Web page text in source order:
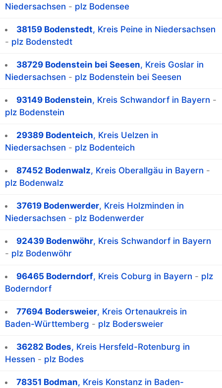
Niedersachsen - plz Bodensee
38159 Bodenstedt, Kreis Peine in Niedersachsen
- plz Bodenstedt
38729 Bodenstein bei Seesen, Kreis Goslar in
Niedersachsen - plz Bodenstein bei Seesen
93149 Bodenstein, Kreis Schwandorf in Bayern -
plz Bodenstein
29389 Bodenteich, Kreis Uelzen in
Niedersachsen - plz Bodenteich
87452 Bodenwalz, Kreis Oberallgäu in Bayern -
plz Bodenwalz
37619 Bodenwerder, Kreis Holzminden in
Niedersachsen - plz Bodenwerder
92439 Bodenwöhr, Kreis Schwandorf in Bayern
- plz Bodenwöhr
96465 Boderndorf, Kreis Coburg in Bayern - plz
Boderndorf
77694 Bodersweier, Kreis Ortenaukreis in
Baden-Württemberg - plz Bodersweier
36282 Bodes, Kreis Hersfeld-Rotenburg in
Hessen - plz Bodes
78351 Bodman, Kreis Konstanz in Baden-